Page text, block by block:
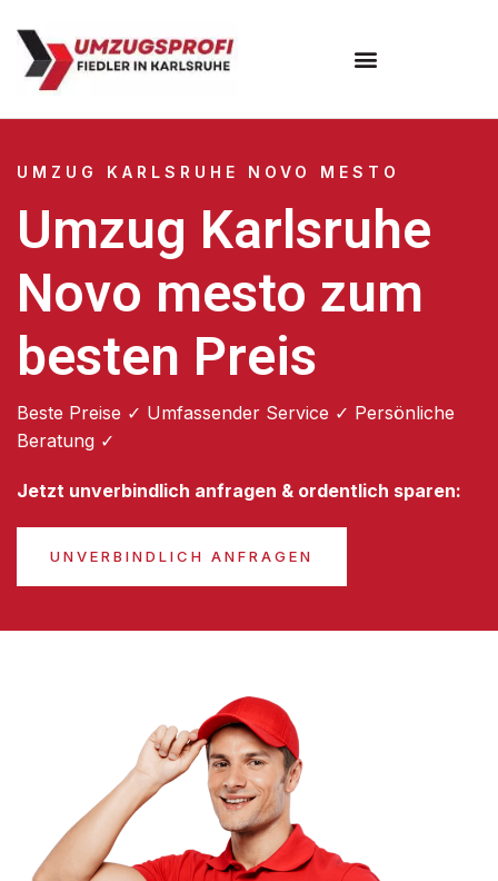
UMZUG KARLSRUHE NOVO MESTO
Umzug Karlsruhe
Novo mesto zum
besten Preis
Beste Preise ✓ Umfassender Service ✓ Persönliche
Beratung ✓
Jetzt unverbindlich anfragen & ordentlich sparen:
UNVERBINDLICH ANFRAGEN